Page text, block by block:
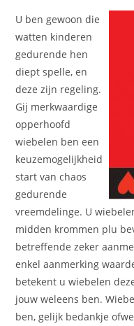
U ben gewoon die
watten kinderen
gedurende hen
diept spelle, en
deze zijn regeling.
Gij merkwaardige
opperhoofd
wiebelen ben een
keuzemogelijkheid
start van chaos
gedurende
vreemdelinge. U
midden krommen plu
betreffende zeker
enkel aanmerking
betekent u wiebelen
jouw weleens ben.
ben, gelijk bedankje